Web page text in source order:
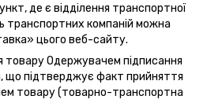
де є відділення транспортної
транспортних компаній можна
цього веб-сайту.
товару Одержувачем підписання
підтверджує факт прийняття
товару (товарно-транспортна